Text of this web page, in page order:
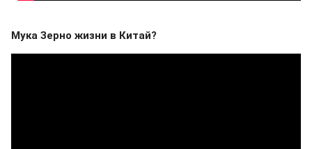
Мука Зерно жизни в Китай?